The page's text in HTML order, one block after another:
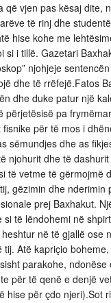
që vjen pas kësaj dite,
të rinj dhe
hise kohe me
si i tillë. Gazetari
njohjeje
dhe të rrëfejë.Fatos
dhe duke patur një
përjetësisë pa
fisnike për të mos i
sëmundjes dhe as
njohurit dhe të
të vetme të gërmojmë
gëzimin dhe nderimin
prej Baxhakut.
si të lëndohemi në
në të gjallë ose
tij. Atë kapriçio
parakohe, ndonëse
për të qenë e denjë
hise për çdo njeri).Sot